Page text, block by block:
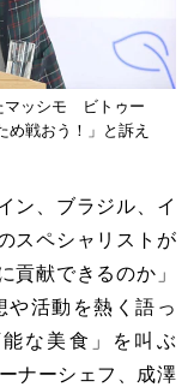
マッシモ ビトゥー
め戦おう！」と訴え
ン、ブラジル、イ
スペシャリストが
貢献できるのか」
や活動を熱く語っ
な美食」を叫ぶ
ナーシェフ、成澤